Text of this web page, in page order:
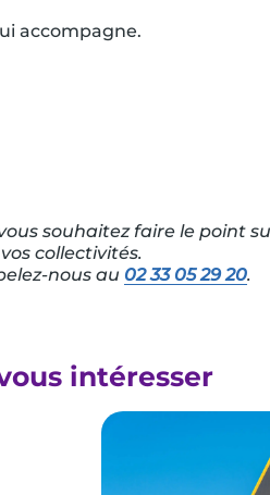
accompagne.
souhaitez faire le point
collectivités.
nous au 02 33 05 29 20.
intéresser